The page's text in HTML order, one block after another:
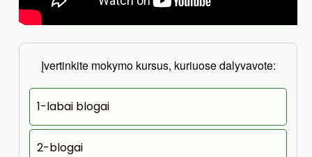
Įvertinkite mokymo kursus, kuriuose dalyvavote:
1-labai blogai
2-blogai